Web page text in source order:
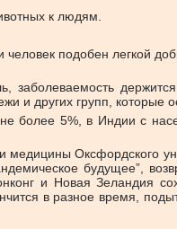
к людям.
подобен легкой
заболеваемость
и других групп, которые
не более 5%, в Индии с
Оксфордского
будущее”,
и Новая Зеландия
в разное время,